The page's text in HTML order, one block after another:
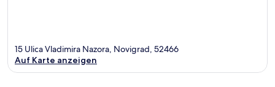
15 Ulica Vladimira Nazora, Novigrad, 52466
Auf Karte anzeigen